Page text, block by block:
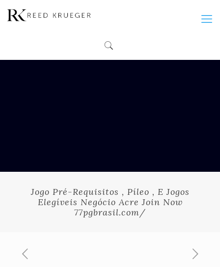
Jogo Pré-Requisitos , Píleo , E Jogos
Elegíveis Negócio Acre Join Now
77pgbrasil.com/